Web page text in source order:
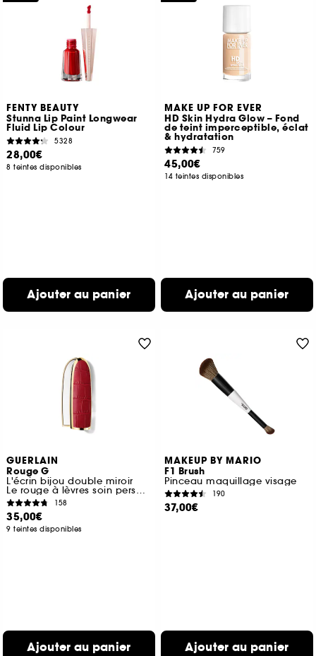
FENTY BEAUTY
Stunna Lip Paint Longwear
Fluid Lip Colour
5328
28,00€
8 teintes disponibles
Ajouter au panier
MAKE UP FOR EVER
HD Skin Hydra Glow – Fond
de teint imperceptible, éclat
& hydratation
759
45,00€
14 teintes disponibles
Ajouter au panier
GUERLAIN
Rouge G
L'écrin bijou double miroir
Le rouge à lèvres soin personnalisable
158
35,00€
9 teintes disponibles
Ajouter au panier
MAKEUP BY MARIO
F1 Brush
Pinceau maquillage visage
190
37,00€
Ajouter au panier